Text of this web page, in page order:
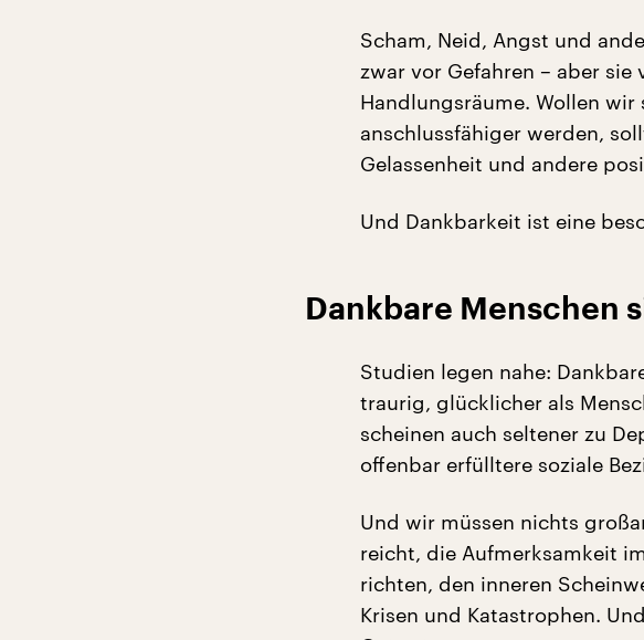
Scham, Neid, Angst und
zwar vor Gefahren – aber
Handlungsräume. Wollen
anschlussfähiger werden,
Gelassenheit und andere
Und Dankbarkeit ist eine
Dankbare Menschen
Studien legen nahe:
traurig, glücklicher als
scheinen auch seltener zu
offenbar erfülltere soziale
Und wir müssen nichts
reicht, die Aufmerksamkeit
richten, den inneren
Krisen und Katastrophen.